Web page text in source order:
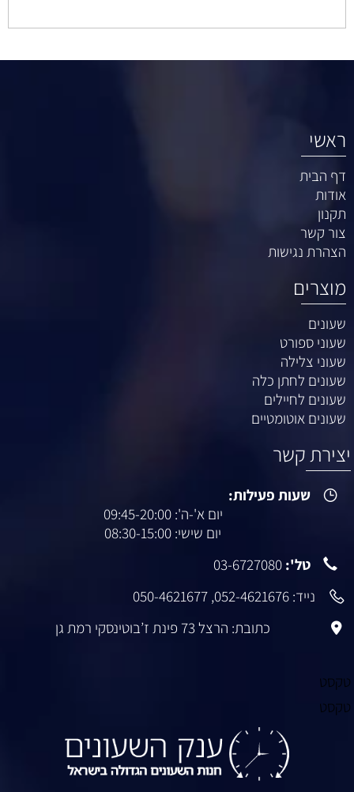
ראשי
דף הבית
אודות
תקנון
צור קשר
הצהרת נגישות
מוצרים
שעונים
שעוני ספורט
שעוני צלילה
שעונים לחתן כלה
שעונים לחיילים
שעונים אוטומטיים
יצירת קשר
שעות פעילות:
יום א'-ה': 09:45-20:00
יום שישי: 08:30-15:00
טל': 03-6727080
נייד: 052-4621676
,
050-4621677
כתובת: הרצל 73 פינת ז’בוטינסקי רמת גן
טקסט
טקסט